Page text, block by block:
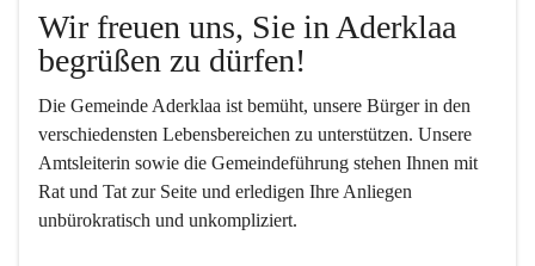
Wir freuen uns, Sie in Aderklaa
begrüßen zu dürfen!
Die Gemeinde Aderklaa ist bemüht, unsere Bürger in den
verschiedensten Lebensbereichen zu unterstützen. Unsere
Amtsleiterin sowie die Gemeindeführung stehen Ihnen mit
Rat und Tat zur Seite und erledigen Ihre Anliegen
unbürokratisch und unkompliziert.